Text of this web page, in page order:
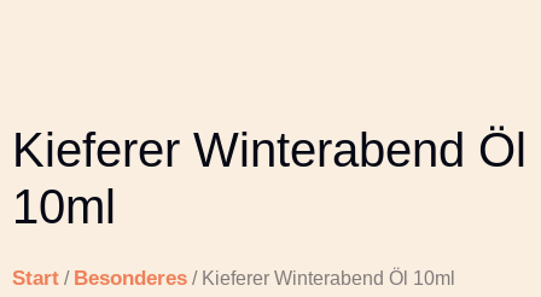
Kieferer Winterabend Öl
10ml
Start / Besonderes / Kieferer Winterabend Öl 10ml